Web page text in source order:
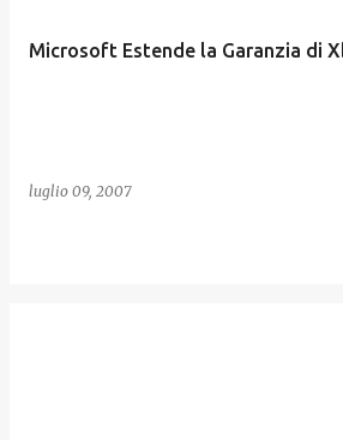
Microsoft Estende la Garanzia di
luglio 09, 2007